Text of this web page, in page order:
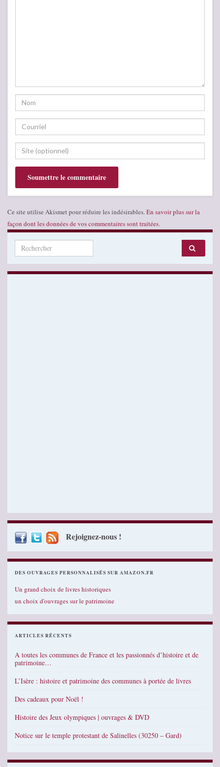
Ce site utilise Akismet pour réduire les indésirables. En savoir plus sur la
façon dont les données de vos commentaires sont traitées.
Search for:
Rejoignez-nous !
DES OUVRAGES PERSONNALISÉS SUR AMAZON.FR
Un grand choix de livres historiques
un choix d'ouvrages sur le patrimoine
ARTICLES RÉCENTS
A toutes les communes de France et les passionnés d’histoire et de
patrimoine…
L’Isère : histoire et patrimoine des communes à portée de livres
Des cadeaux pour Noël !
Histoire des Jeux olympiques | ouvrages & DVD
Notice sur le temple protestant de Salinelles (30250 – Gard)